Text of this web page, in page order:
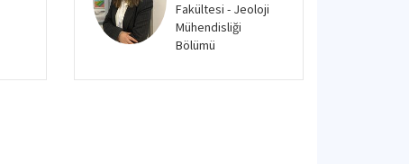
Fakültesi - Jeoloji
Mühendisliği
Bölümü